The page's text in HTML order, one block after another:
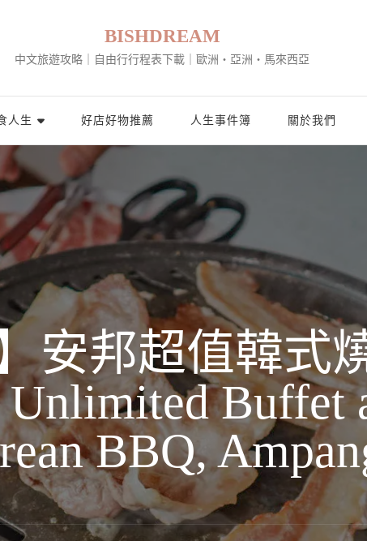
BISHDREAM
中文旅遊攻略｜自由行行程表下載｜歐洲・亞洲・馬來西亞
人生 好店好物推薦 人生事件簿 關於我們
安邦超值韓式
Buffet
BBQ,